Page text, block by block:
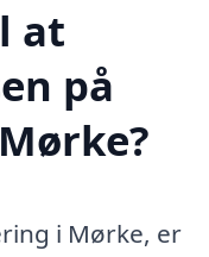
at
på
i Mørke, er